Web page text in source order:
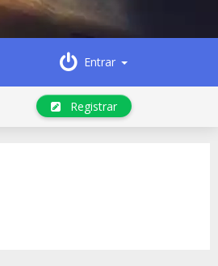
Entrar
Registrar